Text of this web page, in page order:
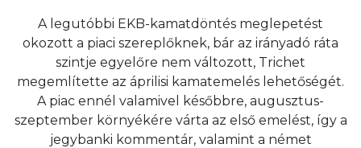
A legutóbbi EKB-kamatdöntés meglepetést
okozott a piaci szereplőknek, bár az irányadó ráta
szintje egyelőre nem változott, Trichet
megemlítette az áprilisi kamatemelés lehetőségét.
A piac ennél valamivel későbbre, augusztus-
szeptember környékére várta az első emelést, így a
jegybanki kommentár, valamint a német